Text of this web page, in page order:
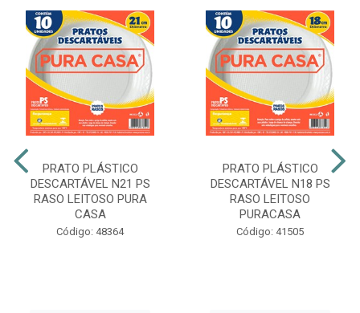
PRATO PLÁSTICO
DESCARTÁVEL N21 PS
RASO LEITOSO PURA
CASA
Código: 48364
PRATO PLÁSTICO
DESCARTÁVEL N18 PS
RASO LEITOSO
PURACASA
Código: 41505